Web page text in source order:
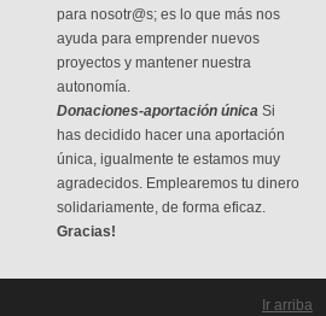
para nosotr@s; es lo que más nos
ayuda para emprender nuevos
proyectos y mantener nuestra
autonomía.
Donaciones-aportación únicaSi
has decidido hacer una aportación
única, igualmente te estamos muy
agradecidos. Emplearemos tu dinero
solidariamente, de forma eficaz.
Gracias!
Ir arriba